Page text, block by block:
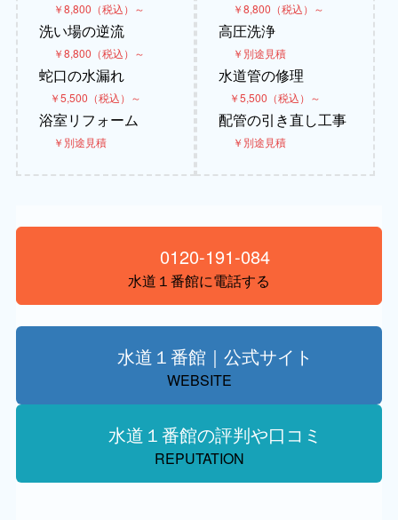
￥8,800（税込）～
洗い場の逆流
￥8,800（税込）～
蛇口の水漏れ
￥5,500（税込）～
浴室リフォーム
￥別途見積
￥8,800（税込）～
高圧洗浄
￥別途見積
水道管の修理
￥5,500（税込）～
配管の引き直し工事
￥別途見積
0120-191-084
水道１番館に電話する
水道１番館｜公式サイト
WEBSITE
水道１番館の評判や口コミ
REPUTATION